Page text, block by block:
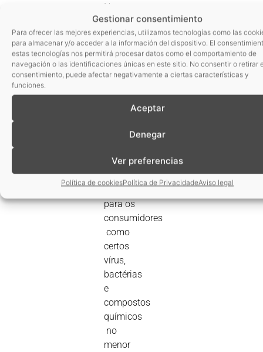
Gestionar consentimiento
Para ofrecer las mejores experiencias, utilizamos tecnologías como las
para almacenar y/o acceder a la información del dispositivo. El
estas tecnologías nos permitirá procesar datos como el comportamiento de
navegación o las identificaciones únicas en este sitio. No consentir o retirar
consentimiento, puede afectar negativamente a ciertas características y
funciones.
Aceptar
Denegar
Ver preferencias
Política de cookiesPolítica de PrivacidadeAviso legal
Nesse
sentido,
os
métodos
analíticos
são
de
potenciais
perigos
para os
consumidores
 como
certos
vírus,
bactérias
e
compostos
químicos
 no
menor